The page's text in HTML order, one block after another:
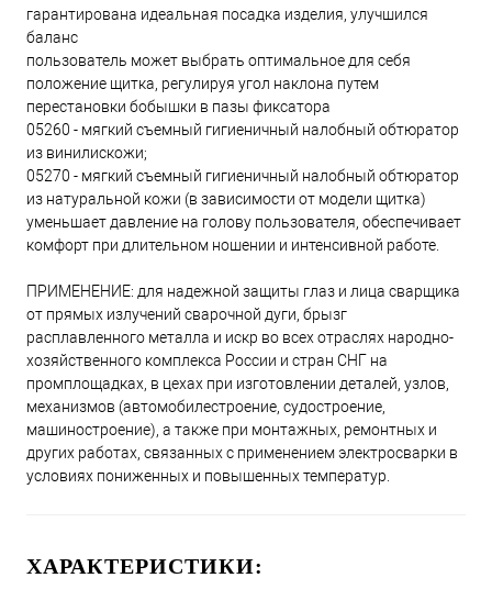
гарантирована идеальная посадка изделия, улучшился
баланс
пользователь может выбрать оптимальное для себя
положение щитка, регулируя угол наклона путем
перестановки бобышки в пазы фиксатора
05260 - мягкий съемный гигиеничный налобный обтюратор
из винилискожи;
05270 - мягкий съемный гигиеничный налобный обтюратор
из натуральной кожи (в зависимости от модели щитка)
уменьшает давление на голову пользователя, обеспечивает
комфорт при длительном ношении и интенсивной работе.
ПРИМЕНЕНИЕ: для надежной защиты глаз и лица сварщика
от прямых излучений сварочной дуги, брызг
расплавленного металла и искр во всех отраслях народно-
хозяйственного комплекса России и стран СНГ на
промплощадках, в цехах при изготовлении деталей, узлов,
механизмов (автомобилестроение, судостроение,
машиностроение), а также при монтажных, ремонтных и
других работах, связанных с применением электросварки в
условиях пониженных и повышенных температур.
ХАРАКТЕРИСТИКИ: